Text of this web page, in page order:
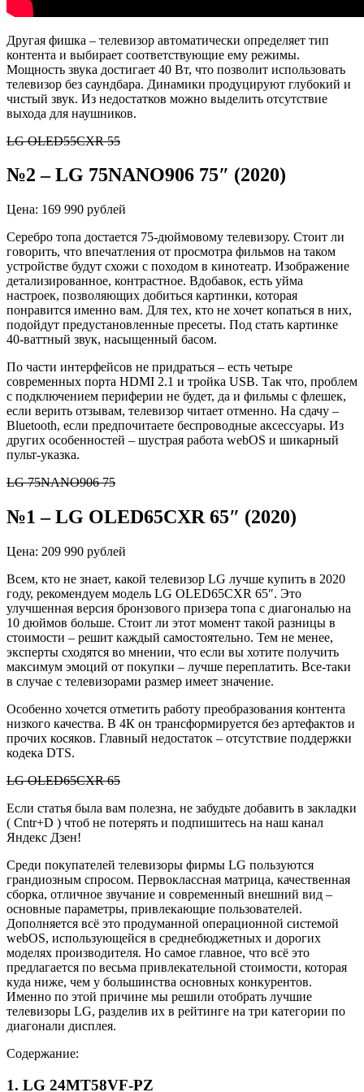
Другая фишка – телевизор автоматически определяет тип
контента и выбирает соответствующие ему режимы.
Мощность звука достигает 40 Вт, что позволит использовать
телевизор без саундбара. Динамики продуцируют глубокий и
чистый звук. Из недостатков можно выделить отсутствие
выхода для наушников.
LG OLED55CXR 55
№2–LG 75NANO906 75″ (2020)
Цена: 169 990 рублей
Серебро топа достается 75-дюймовому телевизору. Стоит ли
говорить, что впечатления от просмотра фильмов на таком
устройстве будут схожи с походом в кинотеатр. Изображение
детализированное, контрастное. Вдобавок, есть уйма
настроек, позволяющих добиться картинки, которая
понравится именно вам. Для тех, кто не хочет копаться в них,
подойдут предустановленные пресеты. Под стать картинке
40-ваттный звук, насыщенный басом.
По части интерфейсов не придраться – есть четыре
современных порта HDMI 2.1 и тройка USB. Так что, проблем
с подключением периферии не будет, да и фильмы с флешек,
если верить отзывам, телевизор читает отменно. На сдачу –
Bluetooth, если предпочитаете беспроводные аксессуары. Из
других особенностей – шустрая работа webOS и шикарный
пульт-указка.
LG 75NANO906 75
№1–LG OLED65CXR 65″ (2020)
Цена: 209 990 рублей
Всем, кто не знает, какой телевизор LG лучше купить в 2020
году, рекомендуем модель LG OLED65CXR 65″. Это
улучшенная версия бронзового призера топа с диагональю на
10 дюймов больше. Стоит ли этот момент такой разницы в
стоимости – решит каждый самостоятельно. Тем не менее,
эксперты сходятся во мнении, что если вы хотите получить
максимум эмоций от покупки – лучше переплатить. Все-таки
в случае с телевизорами размер имеет значение.
Особенно хочется отметить работу преобразования контента
низкого качества. В 4К он трансформируется без артефактов и
прочих косяков. Главный недостаток – отсутствие поддержки
кодека DTS.
LG OLED65CXR 65
Если статья была вам полезна, не забудьте добавить в закладки
( Cntr+D ) чтоб не потерять и подпишитесь на наш канал
Яндекс Дзен!
Среди покупателей телевизоры фирмы LG пользуются
грандиозным спросом. Первоклассная матрица, качественная
сборка, отличное звучание и современный внешний вид –
основные параметры, привлекающие пользователей.
Дополняется всё это продуманной операционной системой
webOS, использующейся в среднебюджетных и дорогих
моделях производителя. Но самое главное, что всё это
предлагается по весьма привлекательной стоимости, которая
куда ниже, чем у большинства основных конкурентов.
Именно по этой причине мы решили отобрать лучшие
телевизоры LG, разделив их в рейтинге на три категории по
диагонали дисплея.
Содержание:
1. LG 24MT58VF-PZ